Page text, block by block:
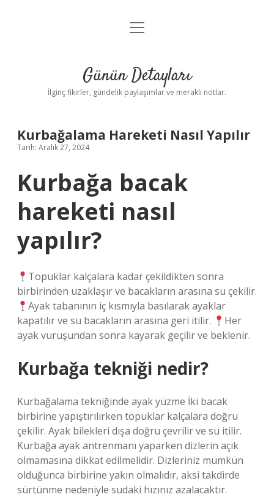
Gizlilik Politikası
Yasal Uyarı
menüyü
Günün Detayları
İlginç fikirler, gündelik paylaşımlar ve meraklı notlar.
Kurbağalama Hareketi Nasıl Yapılır
Tarih: Aralık 27, 2024
Kurbağa bacak
hareketi nasıl
yapılır?
Topuklar kalçalara kadar çekildikten sonra
birbirinden uzaklaşır ve bacakların arasına su çekilir.
Ayak tabanının iç kısmıyla basılarak ayaklar
kapatılır ve su bacakların arasına geri itilir.
Her
ayak vuruşundan sonra kayarak geçilir ve beklenir.
Kurbağa tekniği nedir?
Kurbağalama tekniğinde ayak yüzme İki bacak
birbirine yapıştırılırken topuklar kalçalara doğru
çekilir. Ayak bilekleri dışa doğru çevrilir ve su itilir.
Kurbağa ayak antrenmanı yaparken dizlerin açık
olmamasına dikkat edilmelidir. Dizleriniz mümkün
olduğunca birbirine yakın olmalıdır, aksi takdirde
sürtünme nedeniyle sudaki hızınız azalacaktır.